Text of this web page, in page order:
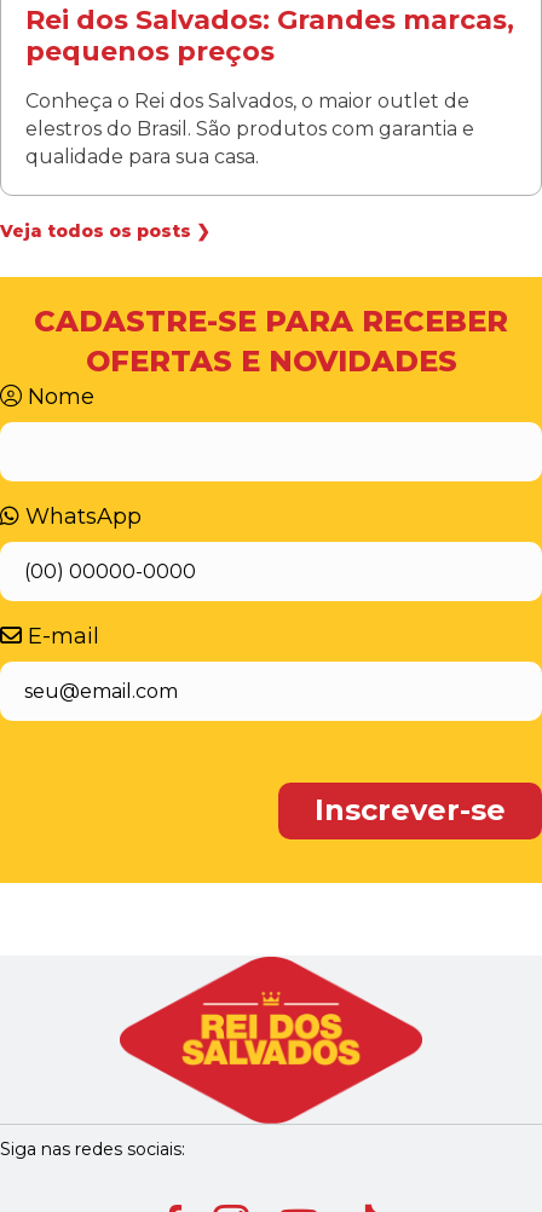
Rei dos Salvados: Grandes marcas,
pequenos preços
Conheça o Rei dos Salvados, o maior outlet de
elestros do Brasil. São produtos com garantia e
qualidade para sua casa.
Veja todos os posts ❯
CADASTRE-SE PARA RECEBER
OFERTAS E NOVIDADES
Nome
WhatsApp
E-mail
Siga nas redes sociais: